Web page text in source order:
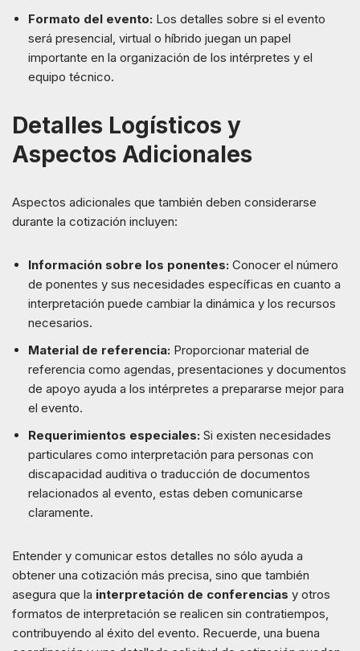
Formato del evento: Los detalles sobre si el evento
será presencial, virtual o híbrido juegan un papel
importante en la organización de los intérpretes y el
equipo técnico.
Detalles Logísticos y
Aspectos Adicionales
Aspectos adicionales que también deben considerarse
durante la cotización incluyen:
Información sobre los ponentes: Conocer el número
de ponentes y sus necesidades específicas en cuanto a
interpretación puede cambiar la dinámica y los recursos
necesarios.
Material de referencia: Proporcionar material de
referencia como agendas, presentaciones y documentos
de apoyo ayuda a los intérpretes a prepararse mejor para
el evento.
Requerimientos especiales: Si existen necesidades
particulares como interpretación para personas con
discapacidad auditiva o traducción de documentos
relacionados al evento, estas deben comunicarse
claramente.
Entender y comunicar estos detalles no sólo ayuda a
obtener una cotización más precisa, sino que también
asegura que la interpretación de conferencias y otros
formatos de interpretación se realicen sin contratiempos,
contribuyendo al éxito del evento. Recuerde, una buena